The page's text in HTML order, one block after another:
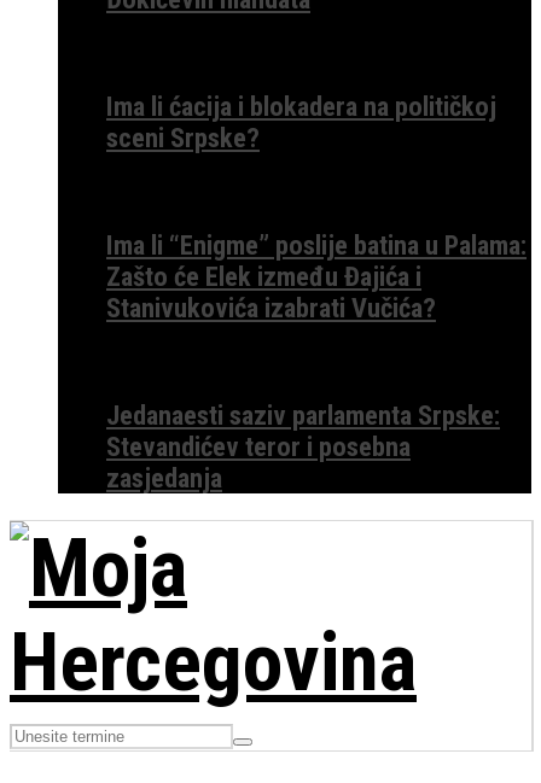
Ima li ćacija i blokadera na političkoj
sceni Srpske?
Ima li “Enigme” poslije batina u Palama:
Zašto će Elek između Đajića i
Stanivukovića izabrati Vučića?
Jedanaesti saziv parlamenta Srpske:
Stevandićev teror i posebna
zasjedanja